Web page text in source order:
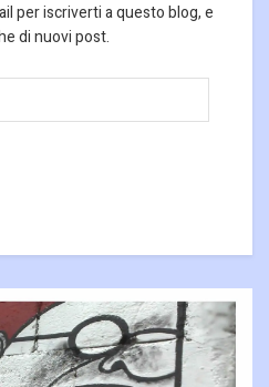
per iscriverti a questo blog, e
di nuovi post.